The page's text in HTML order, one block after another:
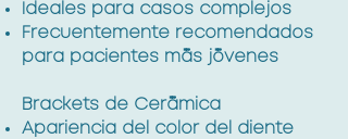
Ideales para casos complejos
Frecuentemente recomendados
para pacientes más jóvenes
Brackets de Cerámica
Apariencia del color del diente